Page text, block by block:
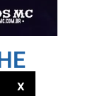
X